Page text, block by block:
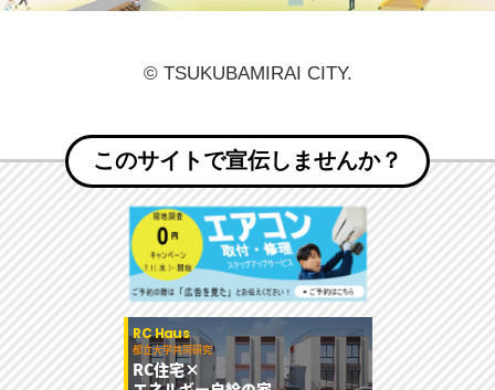
© TSUKUBAMIRAI CITY.
このサイトで宣伝しませんか？